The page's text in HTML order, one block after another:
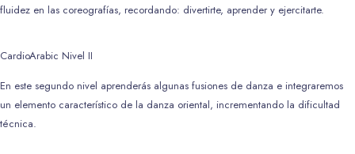
fluidez en las coreografías, recordando: divertirte, aprender y ejercitarte.
CardioArabic Nivel II
En este segundo nivel aprenderás algunas fusiones de danza e integraremos
un elemento característico de la danza oriental, incrementando la dificultad
técnica.